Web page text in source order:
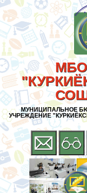
МУНИЦИПАЛЬНОЕ
УЧРЕЖДЕНИЕ